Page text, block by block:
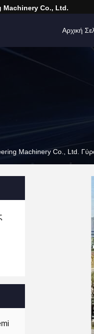
Machinery Co., Ltd.
Αρχική
Machinery Co., Ltd.